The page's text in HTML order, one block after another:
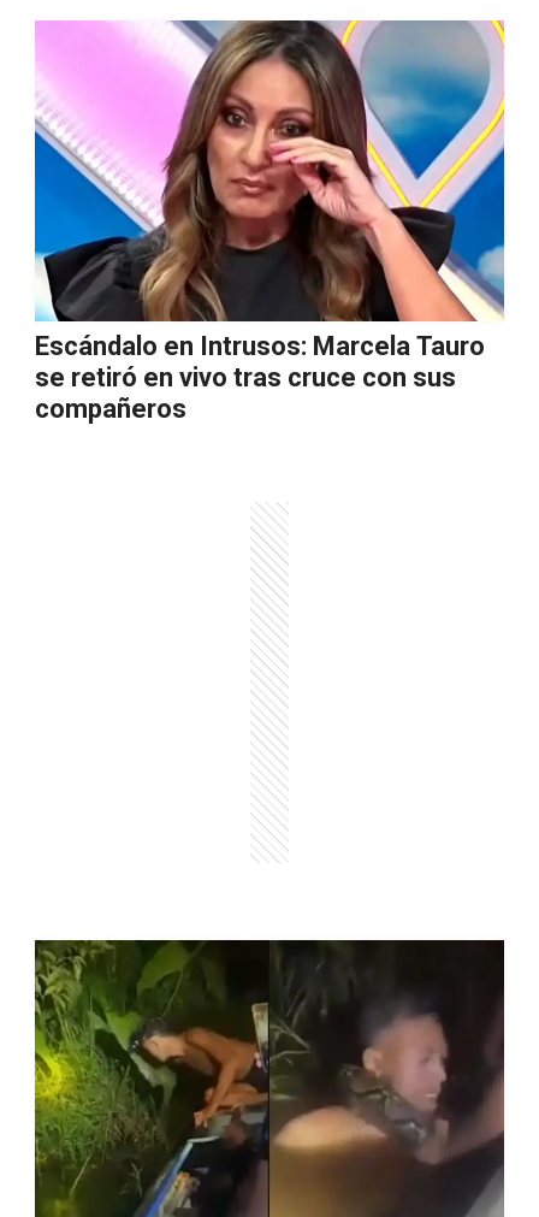
Escándalo en Intrusos: Marcela Tauro
se retiró en vivo tras cruce con sus
compañeros